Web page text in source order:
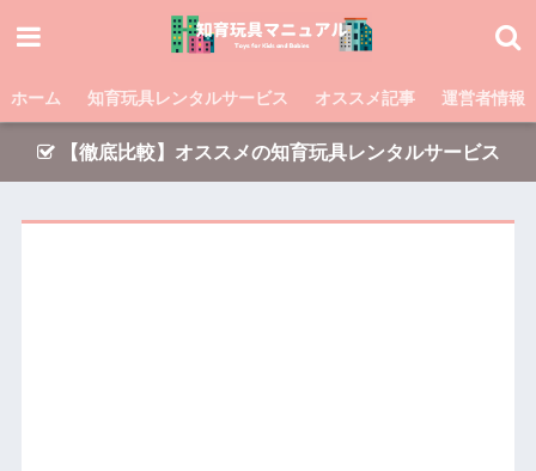
ホーム 知育玩具レンタルサービス オススメ記事 運営者情報
【徹底比較】オススメの知育玩具レンタルサービス